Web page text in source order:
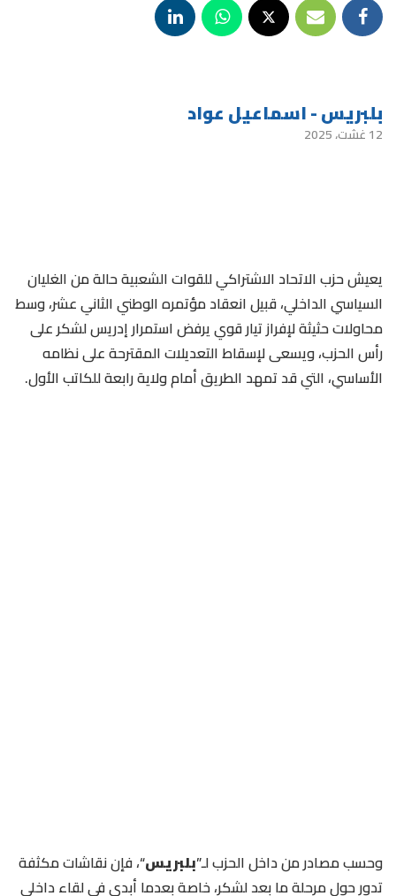
بلبريس - اسماعيل عواد
12 غشت، 2025
يعيش حزب الاتحاد الاشتراكي للقوات الشعبية حالة من الغليان
السياسي الداخلي، قبيل انعقاد مؤتمره الوطني الثاني عشر، وسط
محاولات حثيثة لإفراز تيار قوي يرفض استمرار إدريس لشكر على
رأس الحزب، ويسعى لإسقاط التعديلات المقترحة على نظامه
الأساسي، التي قد تمهد الطريق أمام ولاية رابعة للكاتب الأول.
وحسب مصادر من داخل الحزب لـ”بلبريس“، فإن نقاشات مكثفة
تدور حول مرحلة ما بعد لشكر، خاصة بعدما أبدى في لقاء داخلي